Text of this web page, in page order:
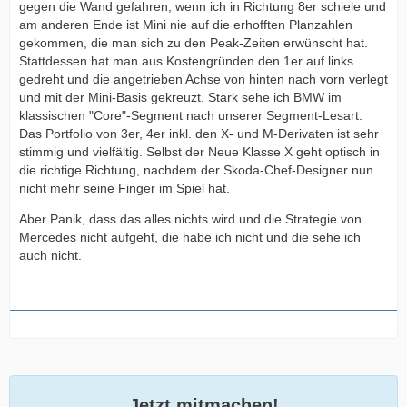
gegen die Wand gefahren, wenn ich in Richtung 8er schiele und
am anderen Ende ist Mini nie auf die erhofften Planzahlen
gekommen, die man sich zu den Peak-Zeiten erwünscht hat.
Stattdessen hat man aus Kostengründen den 1er auf links
gedreht und die angetrieben Achse von hinten nach vorn verlegt
und mit der Mini-Basis gekreuzt. Stark sehe ich BMW im
klassischen "Core"-Segment nach unserer Segment-Lesart.
Das Portfolio von 3er, 4er inkl. den X- und M-Derivaten ist sehr
stimmig und vielfältig. Selbst der Neue Klasse X geht optisch in
die richtige Richtung, nachdem der Skoda-Chef-Designer nun
nicht mehr seine Finger im Spiel hat.
Aber Panik, dass das alles nichts wird und die Strategie von
Mercedes nicht aufgeht, die habe ich nicht und die sehe ich
auch nicht.